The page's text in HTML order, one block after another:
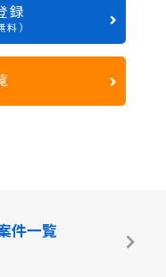
録
料）
件一覧